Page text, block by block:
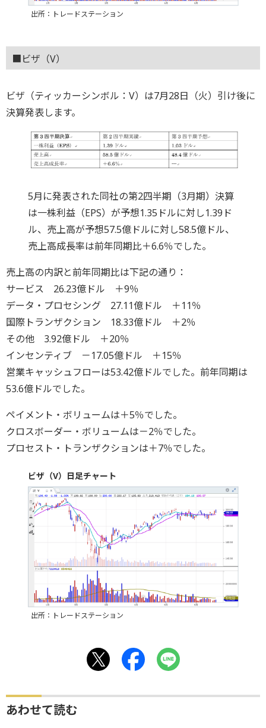
出所：トレードステーション
■ビザ（V）
ビザ（ティッカーシンボル：V）は7月28日（火）引け後に
決算発表します。
5月に発表された同社の第2四半期（3月期）決算
は一株利益（EPS）が予想1.35ドルに対し1.39ド
ル、売上高が予想57.5億ドルに対し58.5億ドル、
売上高成長率は前年同期比＋6.6％でした。
売上高の内訳と前年同期比は下記の通り：
サービス 26.23億ドル ＋9％
データ・プロセシング 27.11億ドル ＋11％
国際トランザクション 18.33億ドル ＋2％
その他 3.92億ドル ＋20％
インセンティブ －17.05億ドル ＋15％
営業キャッシュフローは53.42億ドルでした。前年同期は
53.6億ドルでした。
ペイメント・ボリュームは＋5％でした。
クロスボーダー・ボリュームは－2％でした。
プロセスト・トランザクションは＋7％でした。
ビザ（V）日足チャート
出所：トレードステーション
あわせて読む